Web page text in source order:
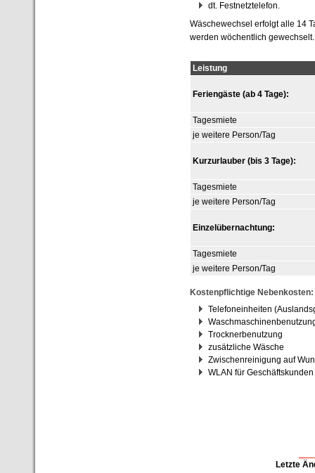
dt. Festnetztelefon.
Wäschewechsel erfolgt alle 14
werden wöchentlich gewechselt.
Leistung
Feriengäste (ab 4 Tage):
Tagesmiete
je weitere Person/Tag
Kurzurlauber (bis 3 Tage):
Tagesmiete
je weitere Person/Tag
Einzelübernachtung:
Tagesmiete
je weitere Person/Tag
Kostenpflichtige Nebenkosten:
Telefoneinheiten
Trocknerbenutzung
zusätzliche Wäsche
Zwischenreinigung auf
WLAN für Geschäftskunden
Letzte